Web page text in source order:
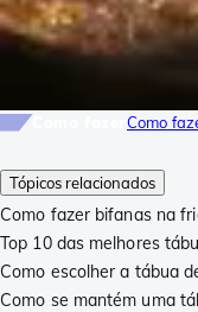
Tópicos relacionados
Como fazer bifanas na
Top 10 das melhores
Como escolher a tábua
Como se mantém uma
Como fazer Como